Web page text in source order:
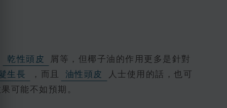
乾性頭皮
屑等，但椰子油的作用更多是針對
生長
，而且 油性頭皮
人士使用的話，也可
可能不如預期。